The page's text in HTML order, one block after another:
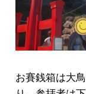
お賽銭箱は大